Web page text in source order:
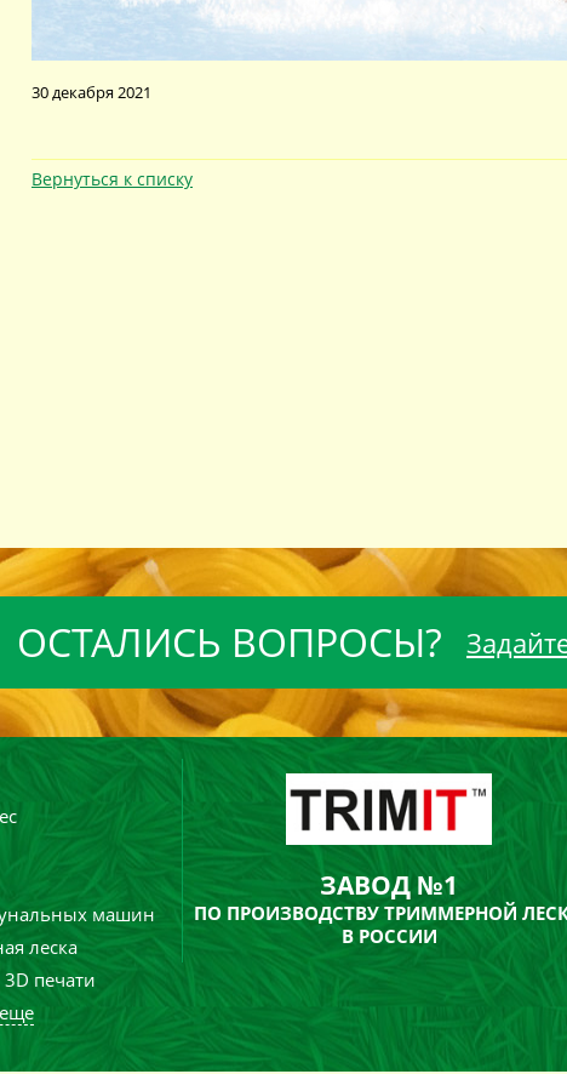
30 декабря 2021
Вернуться к списку
ОСТАЛИСЬ ВОПРОСЫ?
машин
леска
печати
ЗАВОД №1
ПО ПРОИЗВОДСТВУ ТРИММЕРНОЙ
В РОССИИ